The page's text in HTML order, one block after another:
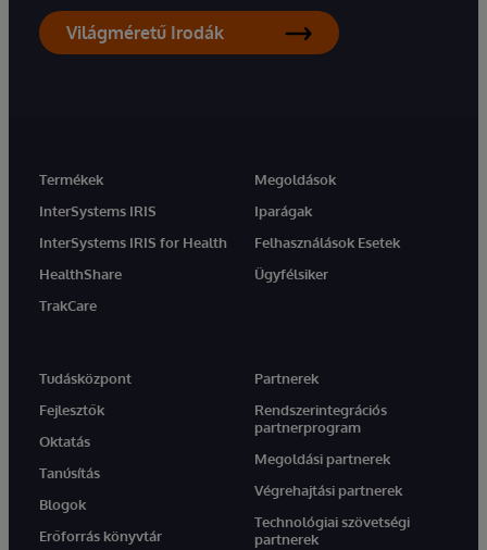
Világméretű Irodák
Termékek
InterSystems IRIS
InterSystems IRIS for Health
HealthShare
TrakCare
Megoldások
Iparágak
Felhasználások Esetek
Ügyfélsiker
Tudásközpont
Fejlesztők
Oktatás
Tanúsítás
Blogok
Erőforrás könyvtár
Partnerek
Rendszerintegrációs
partnerprogram
Megoldási partnerek
Végrehajtási partnerek
Technológiai szövetségi
partnerek